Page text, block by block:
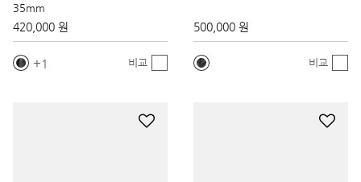
35mm
420,000 원
1 비교
500,000 원
비교